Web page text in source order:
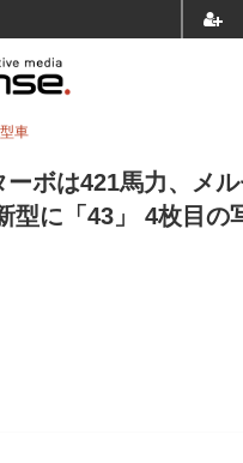
ーボは421馬力、メ
型に「43」 4枚目の
車